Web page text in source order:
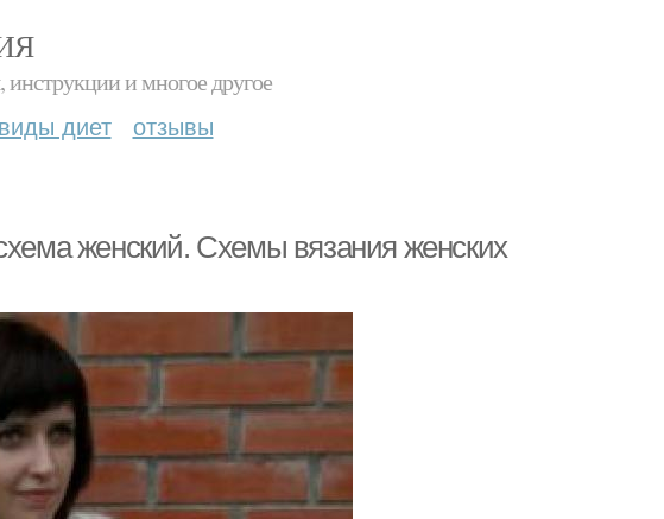
и многое другое
виды диет отзывы
женский. Схемы вязания женских